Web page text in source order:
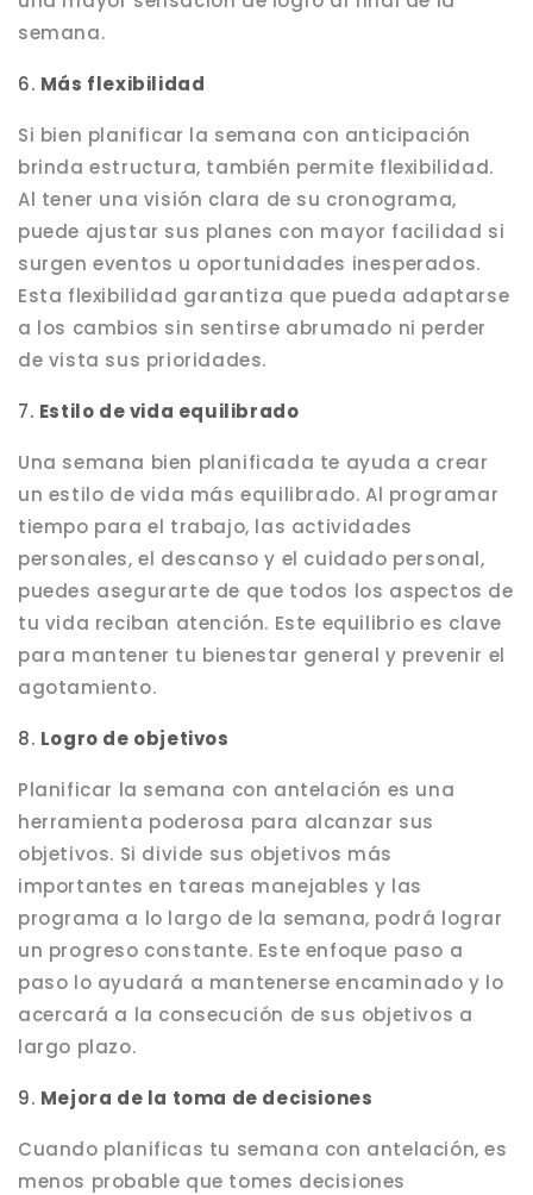
semana.
6. Más flexibilidad
Si bien planificar la semana con anticipación
brinda estructura, también permite flexibilidad.
Al tener una visión clara de su cronograma,
puede ajustar sus planes con mayor facilidad si
surgen eventos u oportunidades inesperados.
Esta flexibilidad garantiza que pueda adaptarse
a los cambios sin sentirse abrumado ni perder
de vista sus prioridades.
7. Estilo de vida equilibrado
Una semana bien planificada te ayuda a crear
un estilo de vida más equilibrado. Al programar
tiempo para el trabajo, las actividades
personales, el descanso y el cuidado personal,
puedes asegurarte de que todos los aspectos de
tu vida reciban atención. Este equilibrio es clave
para mantener tu bienestar general y prevenir el
agotamiento.
8. Logro de objetivos
Planificar la semana con antelación es una
herramienta poderosa para alcanzar sus
objetivos. Si divide sus objetivos más
importantes en tareas manejables y las
programa a lo largo de la semana, podrá lograr
un progreso constante. Este enfoque paso a
paso lo ayudará a mantenerse encaminado y lo
acercará a la consecución de sus objetivos a
largo plazo.
9. Mejora de la toma de decisiones
Cuando planificas tu semana con antelación, es
menos probable que tomes decisiones